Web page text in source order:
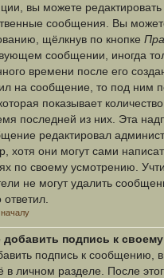
вы можете редактировать
сообщения. Вы
щёлкнув по кнопке
сообщении, иногда
времени после его
на сообщение, то под ним
показывает
последней из них. Эта
редактировал
хотя они могут сами
по своему усмотрению.
не могут удалить
добавить подпись к
подпись к сообщению,
в личном разделе. После